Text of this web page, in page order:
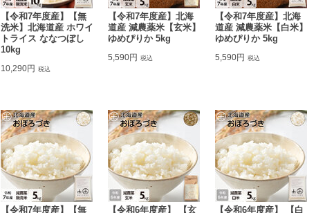
【令和7年度産】【無
洗米】北海道産 ホワイ
トライス ななつぼし
10kg
10,290円 税込
【令和7年度産】北海
道産 減農薬米【玄米】
ゆめぴりか 5kg
5,590円 税込
【令和7年度産】北海
道産 減農薬米【白米】
ゆめぴりか 5kg
5,590円 税込
【令和7年度産】【無
【令和6年度産】 【玄
【令和6年度産】 【白